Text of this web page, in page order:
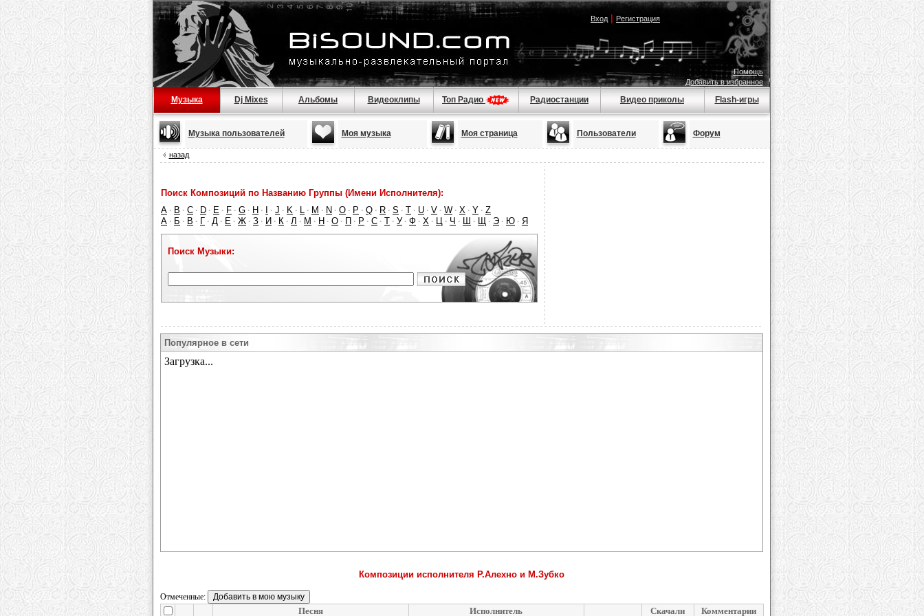
Вход| Регистрация
Помощь
Добавить в избранное
Музыка Dj Mixes Альбомы Видеоклипы Топ Радио Радиостанции Видео приколы Flash-игры
Музыка пользователей Моя музыка Моя страница Пользователи Форум
назад
Поиск Композиций по Названию Группы (Имени Исполнителя):
A · B · C · D · E · F · G · H · · J · K · L · M · N · O · P · Q · R · S · T · U · V · W · X · Y · Z
А · Б · В · Г · Д · Е · Ж · З · И · К · Л · М · Н · О · П · Р · С · Т · У · Ф · Х · Ц · Ч · Ш · Щ · Э · Ю · Я
Поиск Музыки:
Популярное в сети
Композиции исполнителя Р.Алехно и М.Зубко
Отмеченные:
Песня Исполнитель Скачали Комментарии